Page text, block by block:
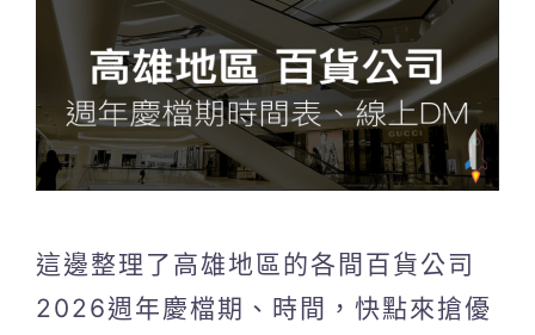
這邊整理了高雄地區的各間百貨公司
2026週年慶檔期、時間，快點來搶優